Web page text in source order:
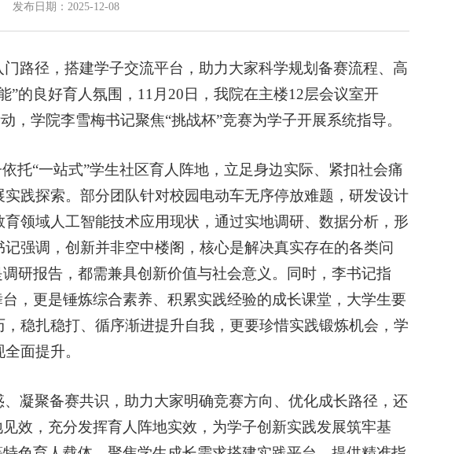
发布日期：2025-12-08
路径，搭建学子交流平台，助力大家科学规划备赛流程、高
”的良好育人氛围，11月20日，我院在主楼12层会议室开
，学院李雪梅书记聚焦“挑战杯”竞赛为学子开展系统指导。
托“一站式”学生社区育人阵地，立足身边实际、紧扣社会痛
践探索。部分团队针对校园电动车无序停放难题，研发设计
领域人工智能技术应用现状，通过实地调研、数据分析，形
强调，创新并非空中楼阁，核心是解决真实存在的各类问
研报告，都需兼具创新价值与社会意义。同时，李书记指
，更是锤炼综合素养、积累实践经验的成长课堂，大学生要
稳扎稳打、循序渐进提升自我，更要珍惜实践锻炼机会，学
面提升。
凝聚备赛共识，助力大家明确竞赛方向、优化成长路径，还
效，充分发挥育人阵地实效，为学子创新实践发展筑牢基